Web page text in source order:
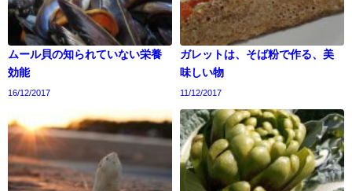
ムール貝の知られていない栄養
効能
16/12/2017
ガレットは、そば粉で作る、美
味しい物
11/12/2017